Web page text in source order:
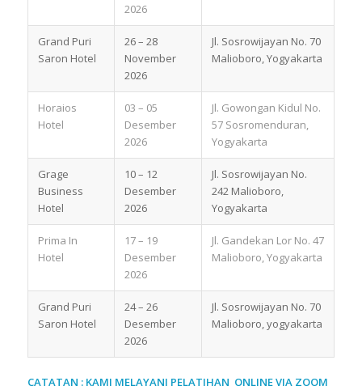
2026
Grand Puri
Saron Hotel
26 – 28
November
2026
Jl. Sosrowijayan No. 70
Malioboro, Yogyakarta
Horaios
Hotel
03 – 05
Desember
2026
Jl. Gowongan Kidul No.
57 Sosromenduran,
Yogyakarta
Grage
Business
Hotel
10 – 12
Desember
2026
Jl. Sosrowijayan No.
242 Malioboro,
Yogyakarta
Prima In
Hotel
17 – 19
Desember
2026
Jl. Gandekan Lor No. 47
Malioboro, Yogyakarta
Grand Puri
Saron Hotel
24 – 26
Desember
2026
Jl. Sosrowijayan No. 70
Malioboro, yogyakarta
CATATAN : KAMI MELAYANI PELATIHAN ONLINE VIA ZOOM